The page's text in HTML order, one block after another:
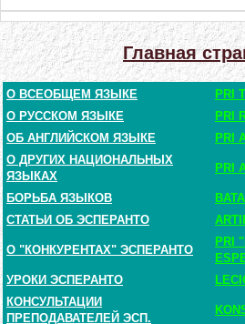
Главная
О ВСЕОБЩЕМ ЯЗЫКЕ
PRI
О РУССКОМ ЯЗЫКЕ
PRI
ОБ АНГЛИЙСКОМ ЯЗЫКЕ
PRI
О ДРУГИХ НАЦИОНАЛЬНЫХ
ЯЗЫКАХ
PRI
БОРЬБА ЯЗЫКОВ
СТАТЬИ ОБ ЭСПЕРАНТО
О "КОНКУРЕНТАХ" ЭСПЕРАНТО
PRI
УРОКИ ЭСПЕРАНТО
КОНСУЛЬТАЦИИ
ПРЕПОДАВАТЕЛЕЙ ЭСП.